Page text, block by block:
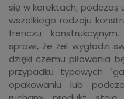
się w korektach, podczas
wszelkiego rodzaju
frenczu
sprawi, że żel wygładzi
dzięki czemu piłowania
przypadku typowych
opakowaniu lub